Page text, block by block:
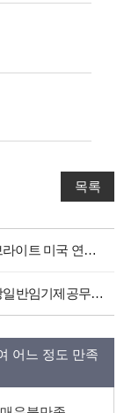
목록
2025-2026년도 2025-26년도 풀브라이트 미국 연구비 지원 포스트닥 장학 프로그램 안내
광주광역시교육청 6급 상당 지방일반임기제공무원(공보, 정책연구) 모집 안내
어느 정도 만족